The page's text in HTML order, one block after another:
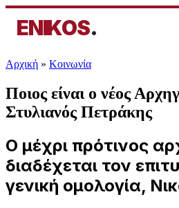
ENIKOS.
Αρχική » Κοινωνία
Ποιος είναι ο νέος
Στυλιανός Πετράκης
Ο μέχρι πρότινος
διαδέχεται τον
γενική ομολογία,